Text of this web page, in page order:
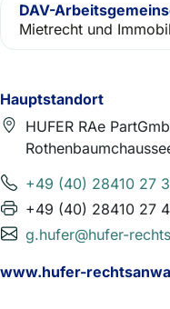
Hauptstandort
HUFER RAe
+49 (40) 28410 27
+49 (40) 28410 27
g.hufer@hufer-
www.hufer-
DAV-
Mietrecht und